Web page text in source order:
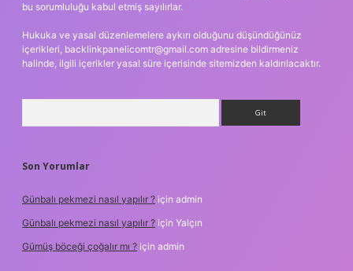
bu sorumluluğu kabul etmiş sayılırlar.
Hukuka ve yasal düzenlemelere aykırı olduğunu düşündüğünüz
içerikleri, backlinkpanelicomtr@gmail.com adresine bildirmeniz
halinde, ilgili içerikler yasal süre içerisinde sitemizden kaldırılacaktır.
Son Yorumlar
Günbalı pekmezi nasıl yapılır ? için admin
Günbalı pekmezi nasıl yapılır ? için Yalçın
Gümüş böceği çoğalır mı ? için admin